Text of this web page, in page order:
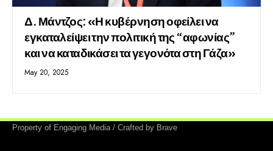
Δ. Μάντζος: «Η κυβέρνηση οφείλει να
εγκαταλείψει την πολιτική της “αφωνίας”
και να καταδικάσει τα γεγονότα στη Γάζα»
May 20, 2025
Property of Engaging Media / Crafted by Brave